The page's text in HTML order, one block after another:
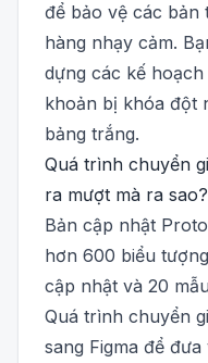
để bảo vệ các bản
hàng nhạy cảm.
dựng các kế
khoản bị khóa đột
bảng trắng.
Quá trình chuyển
ra mượt mà ra sao?
Bản cập nhật
hơn 600 biểu
cập nhật và 20
Quá trình chuyển
sang Figma để